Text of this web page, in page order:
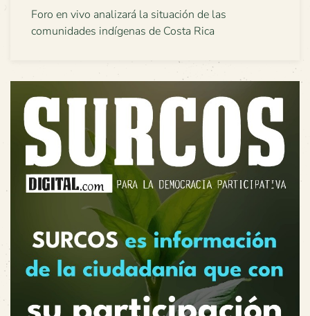
Foro en vivo analizará la situación de las
comunidades indígenas de Costa Rica